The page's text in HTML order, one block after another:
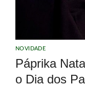
NOVIDADE
Páprika
o Dia dos